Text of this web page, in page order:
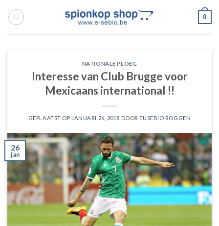
naar
0
NATIONALE PLOEG
Interesse van Club Brugge voor
Mexicaans international !!
GEPLAATST OP JANUARI 26, 2018 DOOR EUSEBIO ROGGEN
26
jan